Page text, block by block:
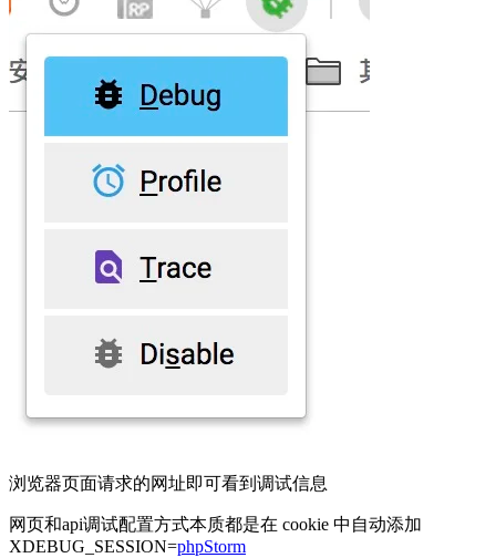
浏览器页面请求的网址即可看到调试信息
网页和api调试配置方式本质都是在 cookie 中自动添加
XDEBUG_SESSION=phpStorm